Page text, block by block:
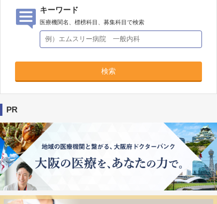
キーワード
医療機関名、標榜科目、募集科目で検索
検索
PR